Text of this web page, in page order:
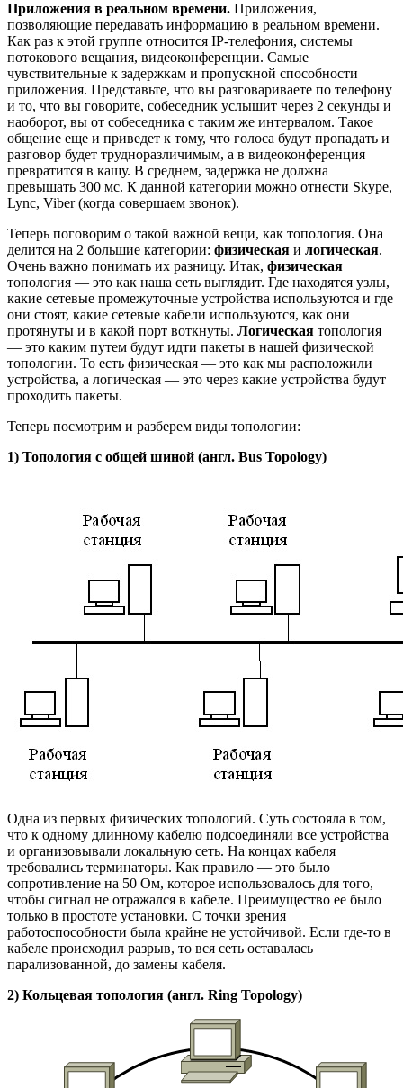
Приложения в реальном времени. Приложения,
позволяющие передавать информацию в реальном времени.
Как раз к этой группе относится IP-телефония, системы
потокового вещания, видеоконференции. Самые
чувствительные к задержкам и пропускной способности
приложения. Представьте, что вы разговариваете по телефону
и то, что вы говорите, собеседник услышит через 2 секунды и
наоборот, вы от собеседника с таким же интервалом. Такое
общение еще и приведет к тому, что голоса будут пропадать и
разговор будет трудноразличимым, а в видеоконференция
превратится в кашу. В среднем, задержка не должна
превышать 300 мс. К данной категории можно отнести Skype,
Lync, Viber (когда совершаем звонок).
Теперь поговорим о такой важной вещи, как топология. Она
делится на 2 большие категории: физическая и логическая.
Очень важно понимать их разницу. Итак, физическая
топология — это как наша сеть выглядит. Где находятся узлы,
какие сетевые промежуточные устройства используются и где
они стоят, какие сетевые кабели используются, как они
протянуты и в какой порт воткнуты. Логическая топология
— это каким путем будут идти пакеты в нашей физической
топологии. То есть физическая — это как мы расположили
устройства, а логическая — это через какие устройства будут
проходить пакеты.
Теперь посмотрим и разберем виды топологии:
1) Топология с общей шиной (англ. Bus Topology)
Одна из первых физических топологий. Суть состояла в том,
что к одному длинному кабелю подсоединяли все устройства
и организовывали локальную сеть. На концах кабеля
требовались терминаторы. Как правило — это было
сопротивление на 50 Ом, которое использовалось для того,
чтобы сигнал не отражался в кабеле. Преимущество ее было
только в простоте установки. С точки зрения
работоспособности была крайне не устойчивой. Если где-то в
кабеле происходил разрыв, то вся сеть оставалась
парализованной, до замены кабеля.
2) Кольцевая топология (англ. Ring Topology)